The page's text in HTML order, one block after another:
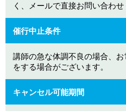
く、メールで直接お問い合わせ
催行中止条件
講師の急な体調不良の場合、
をする場合がございます。
キャンセル可能期間